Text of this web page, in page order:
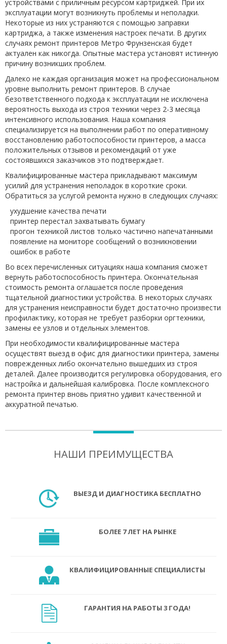
устройствами с приличным ресурсом картриджей. При их
эксплуатации могут возникнуть проблемы и неполадки.
Некоторые из них устраняются с помощью заправки
картриджа, а также изменения настроек печати. В других
случаях ремонт принтеров Метро Фрунзенская будет
актуален как никогда. Опытные мастера установят истинную
причину возникших проблем.
Далеко не каждая организация может на профессиональном
уровне выполнить ремонт принтеров. В случае
безответственного подхода к эксплуатации не исключена
вероятность выхода из строя техники через 2-3 месяца
интенсивного использования. Наша компания
специализируется на выполнении работ по оперативному
восстановлению работоспособности принтеров, а масса
положительных отзывов и рекомендаций от уже
состоявшихся заказчиков это подтверждает.
Квалифицированные мастера прикладывают максимум
усилий для устранения неполадок в короткие сроки.
Обратиться за услугой ремонта нужно в следующих случаях:
ухудшение качества печати
принтер перестал захватывать бумагу
прогон техникой листов только частично напечатанными
появление на мониторе сообщений о возникновении
ошибок в работе
Во всех перечисленных ситуациях наша компания сможет
вернуть работоспособность принтера. Окончательная
стоимость ремонта оглашается после проведения
тщательной диагностики устройства. В некоторых случаях
для устранения неисправности будет достаточно произвести
профилактику, которая не требует разборки оргтехники,
замены ее узлов и отдельных элементов.
При необходимости квалифицированные мастера
осуществят выезд в офис для диагностики принтера, замены
поврежденных либо окончательно вышедших из строя
деталей. Далее производится регулировка оборудования, его
настройка и дальнейшая калибровка. После комплексного
ремонта принтер вновь приятно удивит качественной и
аккуратной печатью.
НАШИ ПРЕИМУЩЕСТВА
ВЫЕЗД И ДИАГНОСТИКА БЕСПЛАТНО
БОЛЕЕ 7 ЛЕТ НА РЫНКЕ
КВАЛИФИЦИРОВАННЫЕ СПЕЦИАЛИСТЫ
ГАРАНТИЯ НА РАБОТЫ 3 ГОДА!